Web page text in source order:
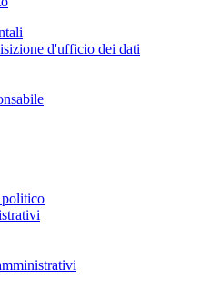
d'ufficio dei dati